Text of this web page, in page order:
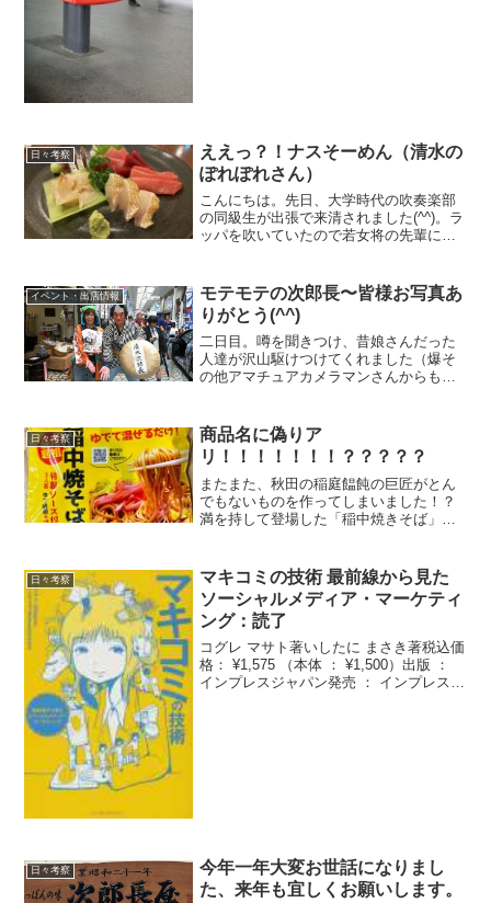
日々考察
ええっ？！ナスそーめん（清水の
ぽれぽれさん）
こんにちは。先日、大学時代の吹奏楽部
の同級生が出張で来清されました(^^)。ラ
ッパを吹いていたので若女将の先輩にな
ト）同級生のラッパはとっても上手だっ
たのですが・・...
イベント・出店情報
モテモテの次郎長〜皆様お写真あ
りがとう(^^)
二日目。噂を聞きつけ、昔娘さんだった
人達が沢山駆けつけてくれました（爆そ
の他アマチュアカメラマンさんからもご
て、手前にかさした指がちょっとボケて
て動きがあって最高で...
日々考察
商品名に偽りア
リ！！！！！！！？？？？？
またまた、秋田の稲庭饂飩の巨匠がとん
でもないものを作ってしまいました！？
満を持して登場した「稲中焼きそば」で
た中華麺なんです！ その麺を短くカット
して焼きそば用になっ...
日々考察
マキコミの技術 最前線から見た
ソーシャルメディア・マーケティ
ング：読了
コグレ マサト著いしたに まさき著税込価
格： ¥1,575 （本体 ： ¥1,500）出版 ：
インプレスジャパン発売 ： インプレスコ
日々考察
今年一年大変お世話になりまし
た、来年も宜しくお願いします。